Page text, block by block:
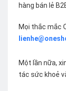
hàng bán lẻ
Mọi thắc mắc
Một lần nữa,
tác sức khoẻ